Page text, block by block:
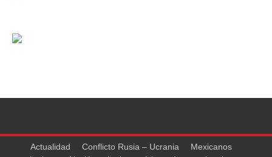
Actualidad Conflicto Rusia – Ucrania
Mexicanos